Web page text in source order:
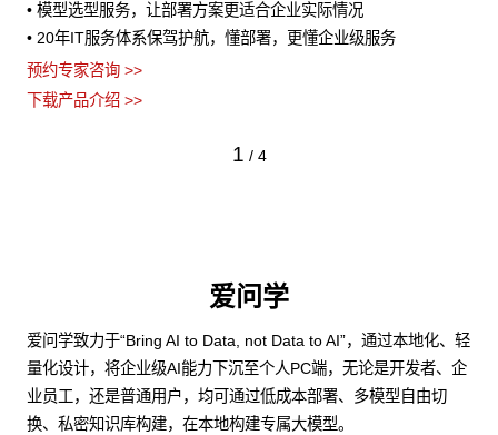
• 模型选型服务，让部署方案更适合企业实际情况
• 20年IT服务体系保驾护航，懂部署，更懂企业级服务
预约专家咨询 >>
下载产品介绍 >>
1 / 4
爱问学
爱问学致力于“Bring AI to Data, not Data to AI”，通过本地化、轻
量化设计，将企业级AI能力下沉至个人PC端，无论是开发者、企
业员工，还是普通用户，均可通过低成本部署、多模型自由切
换、私密知识库构建，在本地构建专属大模型。